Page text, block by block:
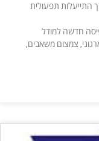
התייעלות תפעולית
חדשה למודל
צמצום משאבים,